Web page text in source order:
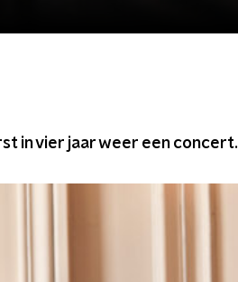
in vier jaar weer een concert.